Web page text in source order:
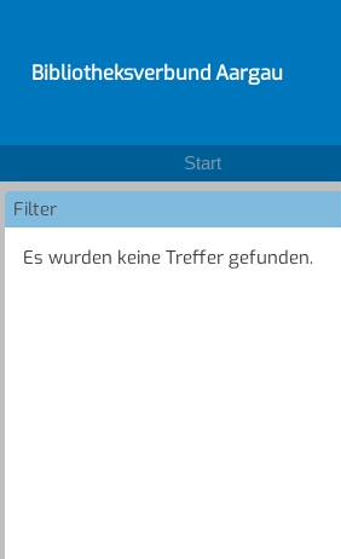
Bibliotheksverbund Aargau
Start
Filter
Es wurden keine Treffer gefunden.